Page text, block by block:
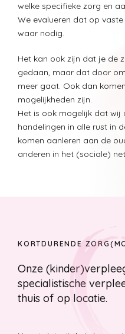
welke specifieke zorg en
We evalueren dat op
waar nodig.
Het kan ook zijn dat je de
gedaan, maar dat door
meer gaat. Ook dan
mogelijkheden zijn.
Het is ook mogelijk dat wij
handelingen in alle rust in
komen aanleren aan de
anderen in het (sociale)
KORTDURENDE
Onze
specialistische
thuis of op locatie.